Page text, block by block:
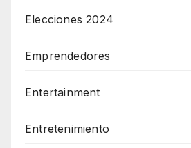
Elecciones 2024
Emprendedores
Entertainment
Entretenimiento